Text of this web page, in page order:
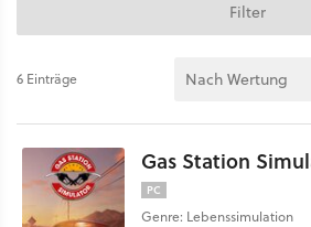
Filter
6 Einträge
Gas Station
PC
Genre: Lebenssimulation